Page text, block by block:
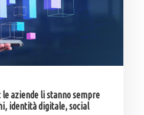
aziende li stanno sempre
identità digitale, social